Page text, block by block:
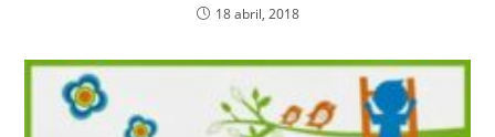
18 abril, 2018